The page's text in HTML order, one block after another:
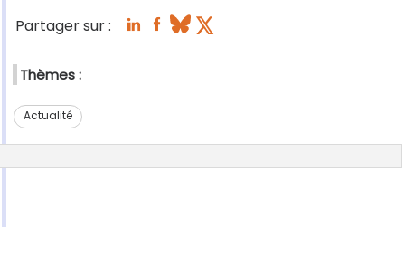
Partager sur :
Thèmes :
Actualité